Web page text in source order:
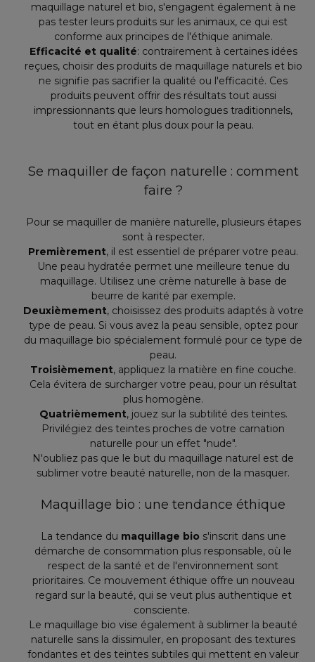
maquillage naturel et bio, s'engagent également à ne
pas tester leurs produits sur les animaux, ce qui est
conforme aux principes de l'éthique animale.
Efficacité et qualité: contrairement à certaines idées
reçues, choisir des produits de maquillage naturels et bio
ne signifie pas sacrifier la qualité ou l'efficacité. Ces
produits peuvent offrir des résultats tout aussi
impressionnants que leurs homologues traditionnels,
tout en étant plus doux pour la peau.
Se maquiller de façon naturelle : comment
faire ?
Pour se maquiller de manière naturelle, plusieurs étapes
sont à respecter.
Premièrement, il est essentiel de préparer votre peau.
Une peau hydratée permet une meilleure tenue du
maquillage. Utilisez une crème naturelle à base de
beurre de karité par exemple.
Deuxièmement, choisissez des produits adaptés à votre
type de peau. Si vous avez la peau sensible, optez pour
du maquillage bio spécialement formulé pour ce type de
peau.
Troisièmement, appliquez la matière en fine couche.
Cela évitera de surcharger votre peau, pour un résultat
plus homogène.
Quatrièmement, jouez sur la subtilité des teintes.
Privilégiez des teintes proches de votre carnation
naturelle pour un effet "nude".
N'oubliez pas que le but du maquillage naturel est de
sublimer votre beauté naturelle, non de la masquer.
Maquillage bio : une tendance éthique
La tendance du maquillage bio s'inscrit dans une
démarche de consommation plus responsable, où le
respect de la santé et de l'environnement sont
prioritaires. Ce mouvement éthique offre un nouveau
regard sur la beauté, qui se veut plus authentique et
consciente.
Le maquillage bio vise également à sublimer la beauté
naturelle sans la dissimuler, en proposant des textures
fondantes et des teintes subtiles qui mettent en valeur